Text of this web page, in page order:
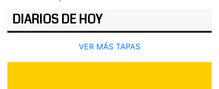
DIARIOS DE HOY
VER MÁS TAPAS